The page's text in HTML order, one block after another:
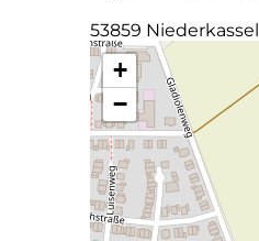
53859 Niederkassel
+
−